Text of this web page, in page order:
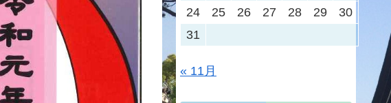
24
25 26 27 28 29
30
31
« 11月